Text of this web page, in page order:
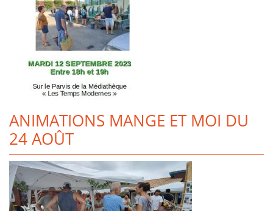
ANIMATIONS MANGE ET MOI DU
24 AOÛT